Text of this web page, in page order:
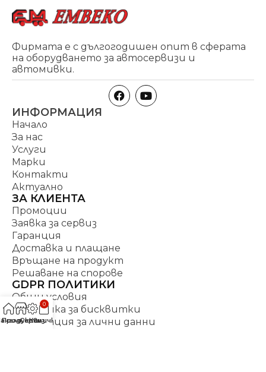
Фирмата е с дългогодишен опит в сферата
на оборудването за автосервизи и
автомивки.
ИНФОРМАЦИЯ
Начало
За нас
Услуги
Марки
Контакти
Актуално
ЗА КЛИЕНТА
Промоции
Заявка за сервиз
Гаранция
Доставка и плащане
Връщане на продукт
Решаване на спорове
GDPR ПОЛИТИКИ
Общи условия
Политика за бисквитки
Декларация за лични данни
Продукти
Сервиз
0
Количка